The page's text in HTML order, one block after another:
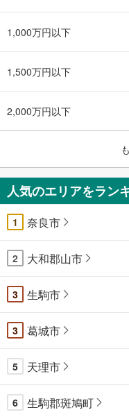
1,000万円以下
1,500万円以下
2,000万円以下
人気のエリアをラン
1 奈良市
2 大和郡山市
3 生駒市
3 葛城市
5 天理市
6 生駒郡斑鳩町